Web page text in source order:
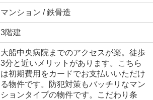
マンション / 鉄骨造
3階建
大船中央病院までのアクセスが楽。徒歩
3分と近いメリットがあります。こちら
は初期費用をカードでお支払いいただけ
る物件です。防犯対策もバッチリなマン
ションタイプの物件です。こだわり条